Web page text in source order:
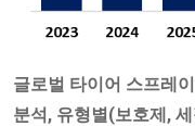
글로벌 타이어 스프레
분석, 유형별(보호제,